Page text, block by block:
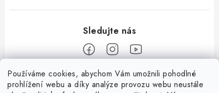
Používáme cookies, abychom Vám umožnili pohodlné
prohlížení webu a díky analýze provozu webu neustále